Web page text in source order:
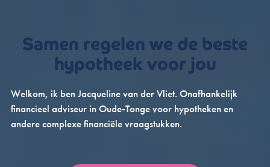
Samen regelen we de beste
hypotheek voor jou
Welkom, ik ben Jacqueline van der Vliet. Onafhankelijk
financieel adviseur in Oude-Tonge voor hypotheken en
andere complexe financiële vraagstukken.